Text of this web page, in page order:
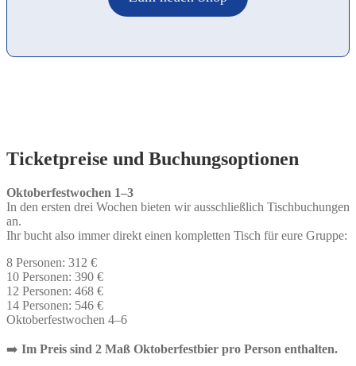
Ticketpreise und Buchungsoptionen
Oktoberfestwochen 1–3
In den ersten drei Wochen bieten wir ausschließlich Tischbuchungen
an.
Ihr bucht also immer direkt einen kompletten Tisch für eure Gruppe:
8 Personen: 312 €
10 Personen: 390 €
12 Personen: 468 €
14 Personen: 546 €
Oktoberfestwochen 4–6
➡️ Im Preis sind 2 Maß Oktoberfestbier pro Person enthalten.